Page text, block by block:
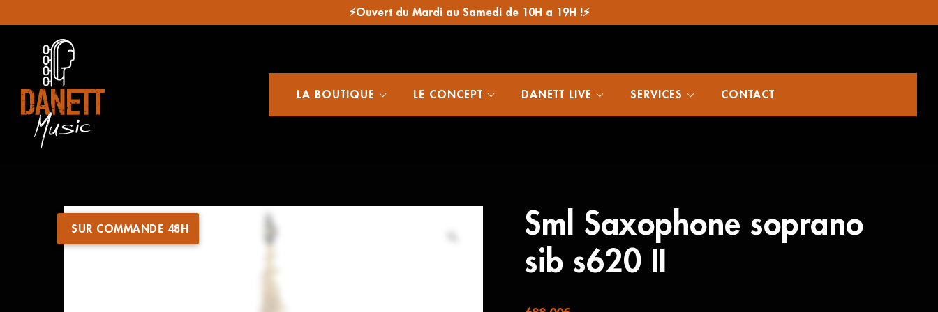
⚡Ouvert du Mardi au Samedi de 10H a 19H !⚡
LA BOUTIQUE LE CONCEPT DANETT LIVE SERVICES CONTACT
SUR COMMANDE 48H
Sml Saxophone soprano
sib s620 II